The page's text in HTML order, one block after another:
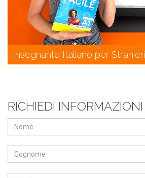
Insegnante Italiano per Stranieri
RICHIEDI INFORMAZIONI